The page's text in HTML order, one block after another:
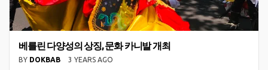
베를린 다양성의 상징, 문화 카니발 개최
BY DOKBAB 3 YEARS AGO